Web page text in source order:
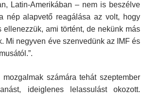
Latin-Amerikában – nem is beszélve
nép alapvető reagálása az volt, hogy
ellenezzük, ami történt, de nekünk más
Mi negyven éve szenvedünk az IMF és
számára tehát szeptember
ideiglenes lelassulást okozott.